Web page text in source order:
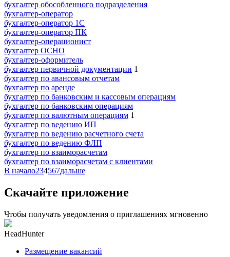
бухгалтер обособленного подразделения
бухгалтер-оператор
бухгалтер-оператор 1С
бухгалтер-оператор ПК
бухгалтер-операционист
бухгалтер ОСНО
бухгалтер-оформитель
бухгалтер первичной документации 1
бухгалтер по авансовым отчетам
бухгалтер по аренде
бухгалтер по банковским и кассовым операциям
бухгалтер по банковским операциям
бухгалтер по валютным операциям 1
бухгалтер по ведению ИП
бухгалтер по ведению расчетного счета
бухгалтер по ведению ФЛП
бухгалтер по взаиморасчетам
бухгалтер по взаиморасчетам с клиентами
В начало234567дальше
Скачайте приложение
Чтобы получать уведомления о приглашениях мгновенно
HeadHunter
Размещение вакансий